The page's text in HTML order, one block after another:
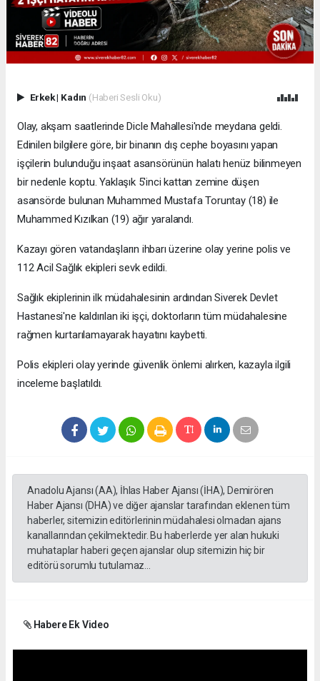
Erkek| Kadın (Haberi Sesli Oku)
Olay, akşam saatlerinde Dicle Mahallesi'nde meydana geldi.
Edinilen bilgilere göre, bir binanın dış cephe boyasını yapan
işçilerin bulunduğu inşaat asansörünün halatı henüz bilinmeyen
bir nedenle koptu. Yaklaşık 5'inci kattan zemine düşen
asansörde bulunan Muhammed Mustafa Toruntay (18) ile
Muhammed Kızılkan (19) ağır yaralandı.
Kazayı gören vatandaşların ihbarı üzerine olay yerine polis ve
112 Acil Sağlık ekipleri sevk edildi.
Sağlık ekiplerinin ilk müdahalesinin ardından Siverek Devlet
Hastanesi'ne kaldırılan iki işçi, doktorların tüm müdahalesine
rağmen kurtarılamayarak hayatını kaybetti.
Polis ekipleri olay yerinde güvenlik önlemi alırken, kazayla ilgili
inceleme başlatıldı.
Anadolu Ajansı (AA), İhlas Haber Ajansı (İHA), Demirören
Haber Ajansı (DHA) ve diğer ajanslar tarafından eklenen tüm
haberler, sitemizin editörlerinin müdahalesi olmadan ajans
kanallarından çekilmektedir. Bu haberlerde yer alan hukuki
muhataplar haberi geçen ajanslar olup sitemizin hiç bir
editörü sorumlu tutulamaz...
Habere Ek Video